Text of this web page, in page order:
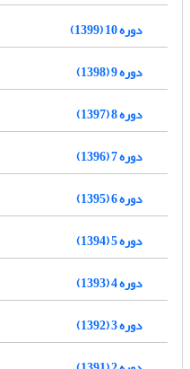
دوره 10 (1399)
دوره 9 (1398)
دوره 8 (1397)
دوره 7 (1396)
دوره 6 (1395)
دوره 5 (1394)
دوره 4 (1393)
دوره 3 (1392)